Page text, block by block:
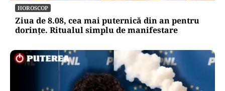
HOROSCOP
Ziua de 8.08, cea mai puternică din an pentru
dorințe. Ritualul simplu de manifestare